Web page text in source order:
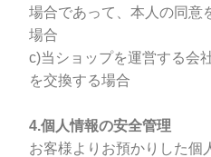
場合であって、本人の同意
場合
c)当ショップを運営する会
を交換する場合
4.個人情報の安全管理
お客様よりお預かりした個